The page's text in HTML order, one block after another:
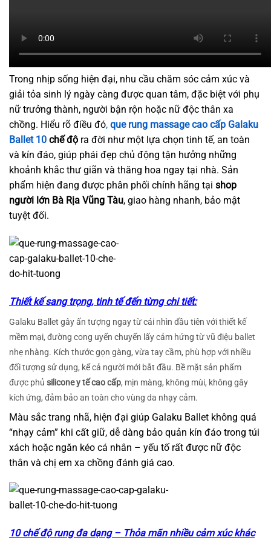
Trong nhịp sống hiện đại, nhu cầu chăm sóc cảm xúc và
giải tỏa sinh lý ngày càng được quan tâm, đặc biệt với phụ
nữ trưởng thành, người bận rộn hoặc nữ độc thân xa
chồng. Hiểu rõ điều đó, que rung massage cao cấp Galaku
Ballet 10 chế độ ra đời như một lựa chọn tinh tế, an toàn
và kín đáo, giúp phái đẹp chủ động tận hưởng những
khoảnh khắc thư giãn và thăng hoa ngay tại nhà. Sản
phẩm hiện đang được phân phối chính hãng tại shop
người lớn Bà Rịa Vũng Tàu, giao hàng nhanh, bảo mật
tuyệt đối.
Thiết kế sang trọng, tinh tế đến từng chi tiết:
Galaku Ballet gây ấn tượng ngay từ cái nhìn đầu tiên với thiết kế
mềm mại, đường cong uyển chuyển lấy cảm hứng từ vũ điệu ballet
nhẹ nhàng. Kích thước gọn gàng, vừa tay cầm, phù hợp với nhiều
đối tượng sử dụng, kể cả người mới bắt đầu. Bề mặt sản phẩm
được phủ silicone y tế cao cấp, mịn màng, không mùi, không gây
kích ứng, đảm bảo an toàn cho vùng da nhạy cảm.
Màu sắc trang nhã, hiện đại giúp Galaku Ballet không quá
“nhạy cảm” khi cất giữ, dễ dàng bảo quản kín đáo trong túi
xách hoặc ngăn kéo cá nhân – yếu tố rất được nữ độc
thân và chị em xa chồng đánh giá cao.
10 chế độ rung đa dạng – Thỏa mãn nhiều cảm xúc khác